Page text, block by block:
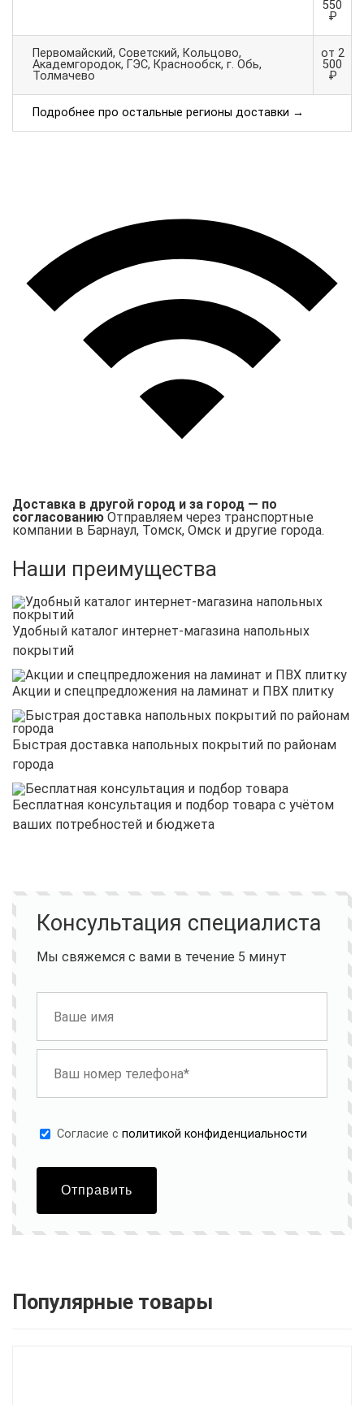
550
₽
Первомайский, Советский, Кольцово,
Академгородок, ГЭС, Краснообск, г. Обь,
Толмачево
от 2
500
₽
Подробнее про остальные регионы доставки →
Доставка в другой город и за город — по
согласованию Отправляем через транспортные
компании в Барнаул, Томск, Омск и другие города.
Наши преимущества
Удобный каталог интернет-магазина напольных
покрытий
Акции и спецпредложения на ламинат и ПВХ плитку
Быстрая доставка напольных покрытий по районам
города
Бесплатная консультация и подбор товара с учётом
ваших потребностей и бюджета
Консультация специалиста
Мы свяжемся с вами в течение 5 минут
Cогласие сполитикой конфиденциальности
Отправить
Популярные товары